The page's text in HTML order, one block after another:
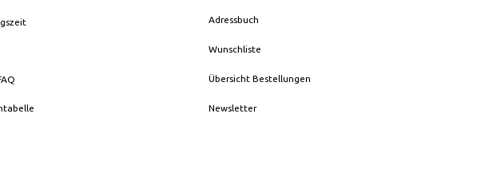
Adressbuch
Wunschliste
Übersicht Bestellungen
Newsletter